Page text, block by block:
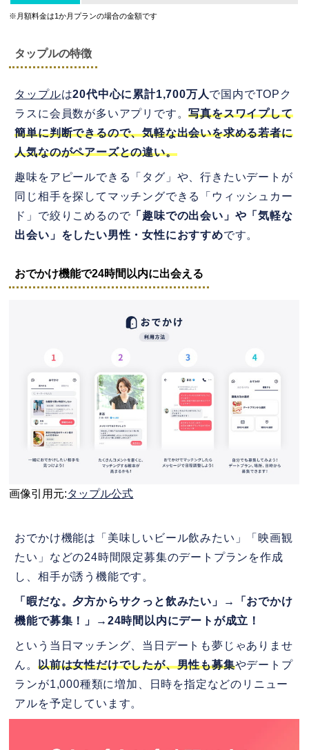
※月額料金は1か月プランの場合の金額です
タップルの特徴
タップルは20代中心に累計1,700万人で国内でTOPク
ラスに会員数が多いアプリです。写真をスワイプして
簡単に判断できるので、気軽な出会いを求める若者に
人気なのがペアーズとの違い。
趣味をアピールできる「タグ」や、行きたいデートが
同じ相手を探してマッチングできる「ウィッシュカー
ド」で絞りこめるので「趣味での出会い」や「気軽な
出会い」をしたい男性・女性におすすめです。
おでかけ機能で24時間以内に出会える
画像引用元:タップル公式
おでかけ機能は「美味しいビール飲みたい」「映画観
たい」などの24時間限定募集のデートプランを作成
し、相手が誘う機能です。
「暇だな。夕方からサクっと飲みたい」→「おでかけ
機能で募集！」→24時間以内にデートが成立！
という当日マッチング、当日デートも夢じゃありませ
ん。以前は女性だけでしたが、男性も募集やデートプ
ランが1,000種類に増加、日時を指定などのリニュー
アルを予定しています。